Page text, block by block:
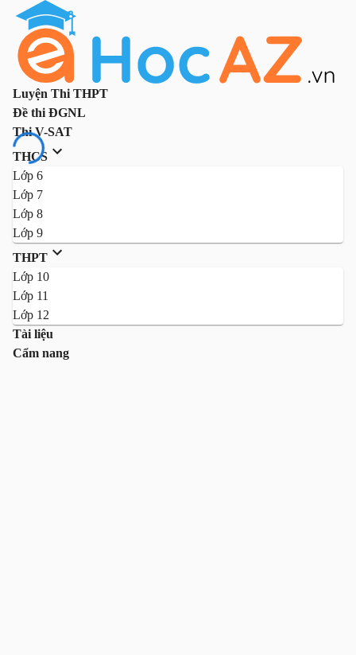
Luyện Thi THPT
Đề thi ĐGNL
Thi V-SAT
THCS
Lớp 6
Lớp 7
Lớp 8
Lớp 9
THPT
Lớp 10
Lớp 11
Lớp 12
Tài liệu
Cẩm nang